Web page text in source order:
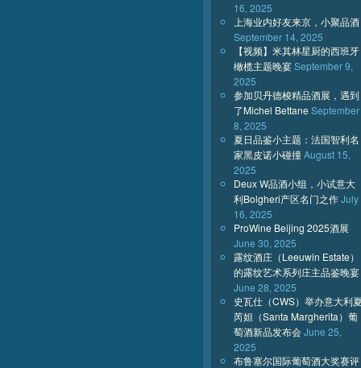
16, 2025
上海业内好友来京，小聚品酒
September 14, 2025
【视频】米其林星厨的西班牙
橄榄主题晚宴September 9,
2025
参加贝丹德梭精品酒展，遇到
了Michel Bettane September
8, 2025
夏日品鉴小主题：法国智利名
家黑皮诺小碰撞August 15,
2025
Deux W品酒小组，小试意大
利Bolgheri产区名门之作July
16, 2025
ProWine Beijing 2025酒展
June 30, 2025
露纹酒庄（Leeuwin Estate）
的露纹艺术系列庄主品鉴晚宴
June 28, 2025
史瓦仕（CWS）举办意大利
芮妲（Santa Margherita）葡
萄酒新品发布会June 25,
2025
布鲁塞尔国际葡萄酒大奖赛评